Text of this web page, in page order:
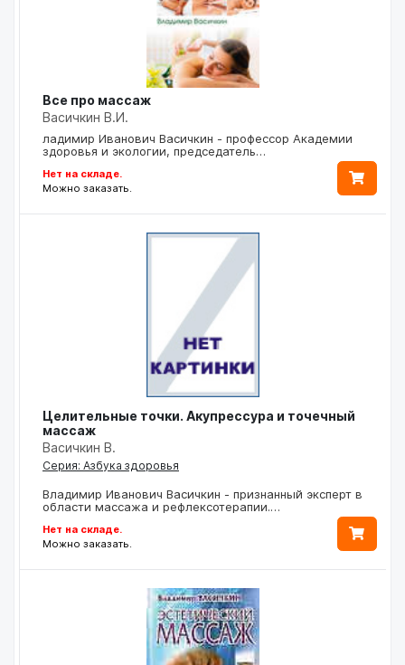
Все про массаж
Васичкин В.И.
ладимир Иванович Васичкин - профессор Академии
здоровья и экологии, председатель…
Нет на складе.
Можно заказать.
Целительные точки. Акупрессура и точечный
массаж
Васичкин В.
Серия: Азбука здоровья
Владимир Иванович Васичкин - признанный эксперт в
области массажа и рефлексотерапии.…
Нет на складе.
Можно заказать.